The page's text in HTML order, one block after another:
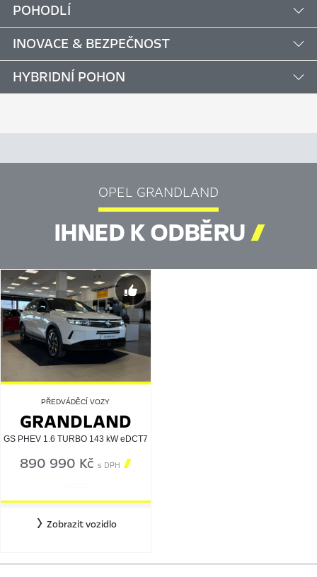
POHODLÍ
INOVACE & BEZPEČNOST
HYBRIDNÍ POHON
OPEL GRANDLAND
IHNED K ODBĚRU
PŘEDVÁDĚCÍ VOZY
GRANDLAND
GS PHEV 1.6 TURBO 143 kW eDCT7
890 990 Kčs DPH 
Zobrazit vozidlo